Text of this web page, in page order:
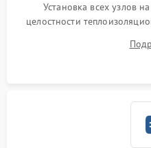
Установка всех узлов
целостности
исключить перегрев
Надежная фиксация